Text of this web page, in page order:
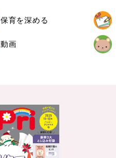
保育を深める
動画